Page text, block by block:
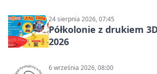
24 sierpnia 2026, 07:45
Półkolonie z drukiem
2026
6 września 2026, 08:00